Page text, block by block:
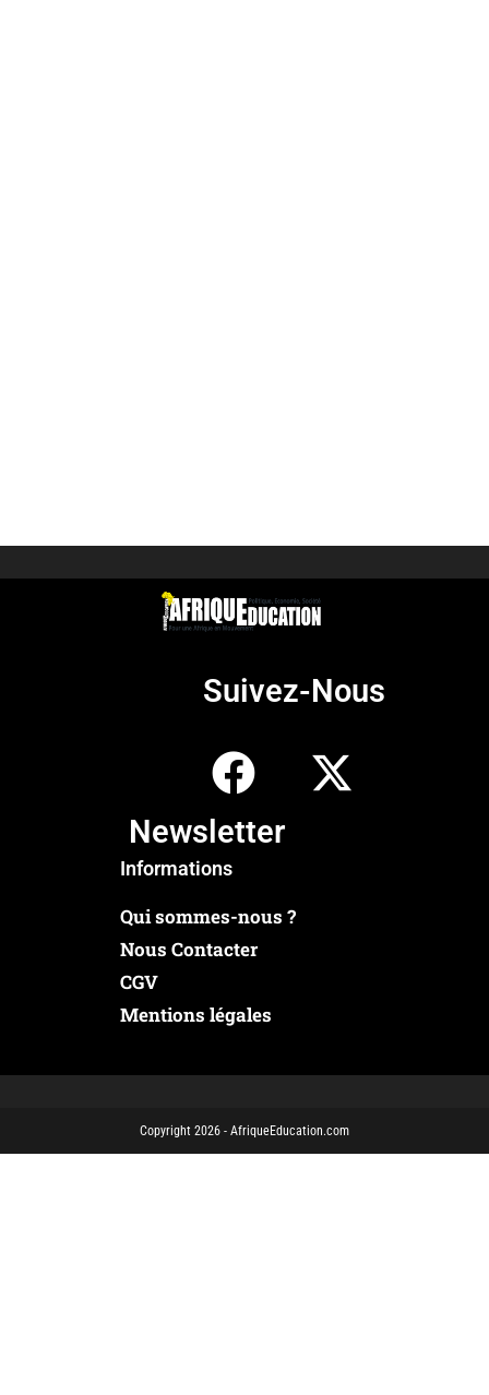
Suivez-Nous
Newsletter
Informations
Qui sommes-nous ?
Nous Contacter
CGV
Mentions légales
Copyright 2026 - AfriqueEducation.com